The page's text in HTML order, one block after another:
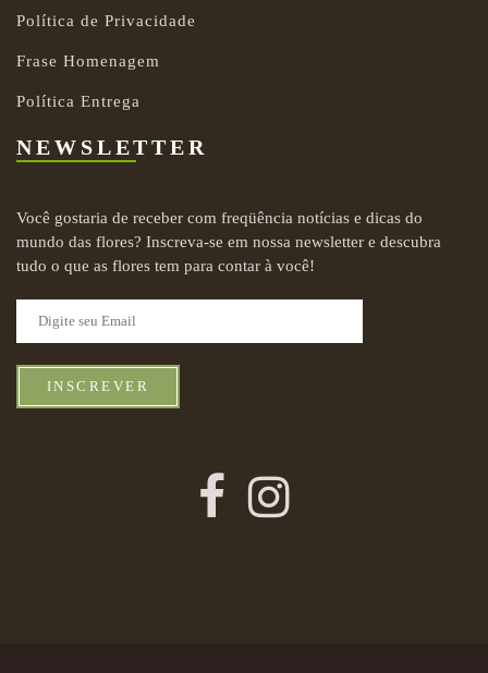
Política de Privacidade
Frase Homenagem
Política Entrega
NEWSLETTER
Você gostaria de receber com freqüência notícias e dicas do
mundo das flores? Inscreva-se em nossa newsletter e descubra
tudo o que as flores tem para contar à você!
INSCREVER